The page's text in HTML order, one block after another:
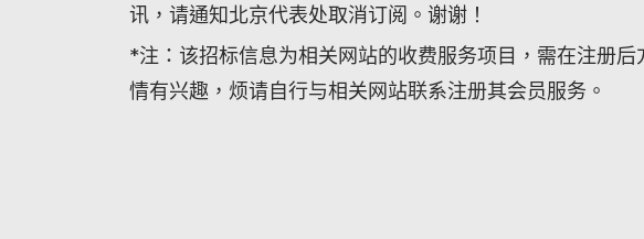
讯，请通知北京代表处取消订阅。谢谢！
*注：该招标信息为相关网站的收费服务项目，需在注册
情有兴趣，烦请自行与相关网站联系注册其会员服务。